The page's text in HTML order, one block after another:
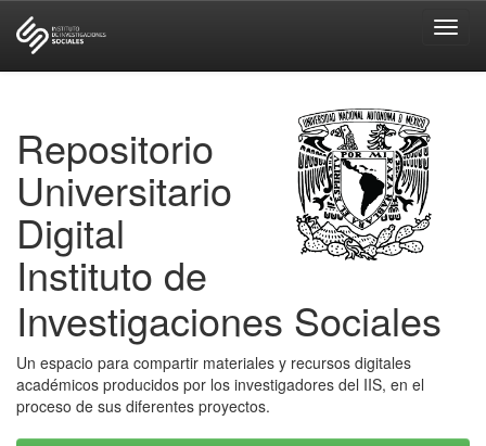
Repositorio
Universitario
Digital
Instituto de
Investigaciones Sociales
Un espacio para compartir materiales y recursos digitales
académicos producidos por los investigadores del IIS, en el
proceso de sus diferentes proyectos.